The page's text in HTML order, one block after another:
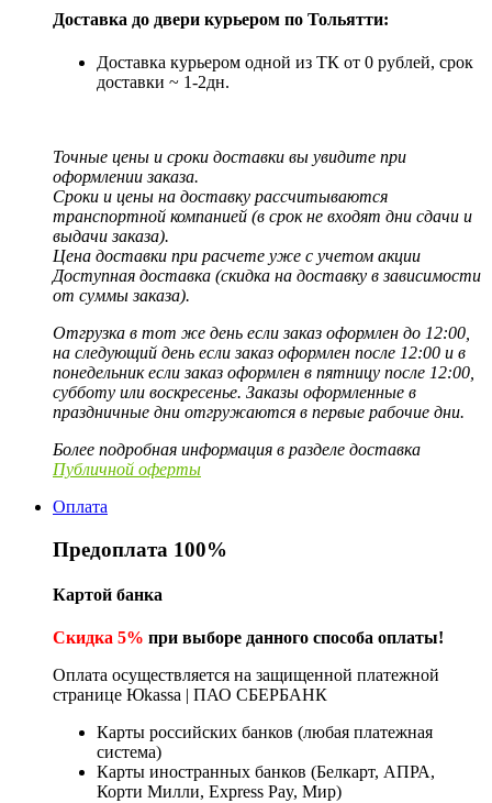
Доставка до двери курьером по Тольятти:
Доставка курьером одной из ТК от 0 рублей, срок
доставки ~ 1-2дн.
Точные цены и сроки доставки вы увидите при
оформлении заказа.
Сроки и цены на доставку рассчитываются
транспортной компанией (в срок не входят дни сдачи и
выдачи заказа).
Цена доставки при расчете уже с учетом акции
Доступная доставка (скидка на доставку в зависимости
от суммы заказа).
Отгрузка в тот же день если заказ оформлен до 12:00,
на следующий день если заказ оформлен после 12:00 и в
понедельник если заказ оформлен в пятницу после 12:00,
субботу или воскресенье. Заказы оформленные в
праздничные дни отгружаются в первые рабочие дни.
Более подробная информация в разделе доставка
Публичной оферты
Оплата
Предоплата 100%
Картой банка
Скидка 5% при выборе данного способа оплаты!
Оплата осуществляется на защищенной платежной
странице Юkassa | ПАО СБЕРБАНК
Карты российских банков (любая платежная
система)
Карты иностранных банков (Белкарт, АПРА,
Корти Милли, Express Pay, Мир)